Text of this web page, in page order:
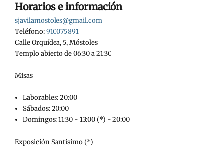
Horarios e información
sjavilamostoles@gmail.com
Teléfono:910075891
Calle Orquídea, 5, Móstoles
Templo abierto de 06:30 a 21:30
Misas
Laborables: 20:00
Sábados: 20:00
Domingos: 11:30 - 13:00 (*) - 20:00
Exposición Santísimo (*)